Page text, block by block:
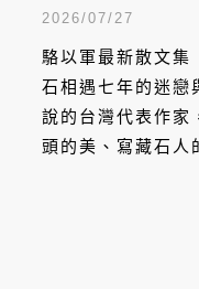
2026/07/27
駱以軍最新散文集
石相遇七年的迷戀
說的台灣代表作家
頭的美、寫藏石人